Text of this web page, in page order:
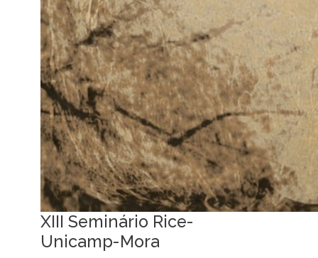
XIII Seminário Rice-
Unicamp-Mora